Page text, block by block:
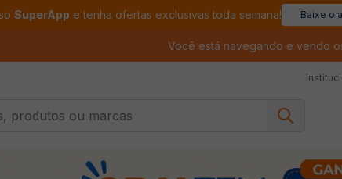
SuperApp e tenha ofertas exclusivas toda semana! Baixe o
Você está navegando e vendo